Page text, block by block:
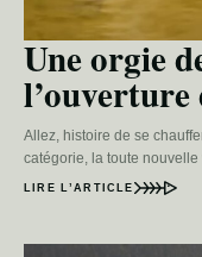
Une orgie
l’ouverture
Allez, histoire de se
catégorie, la toute
LIRE L’ARTICLE